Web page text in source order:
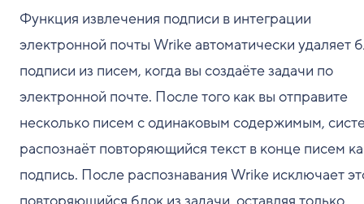
Функция извлечения подписи в интеграции
электронной почты Wrike автоматически удаляет
подписи из писем, когда вы создаёте задачи по
электронной почте. После того как вы отправите
несколько писем с одинаковым содержимым,
распознаёт повторяющийся текст в конце писем
подпись. После распознавания Wrike исключает